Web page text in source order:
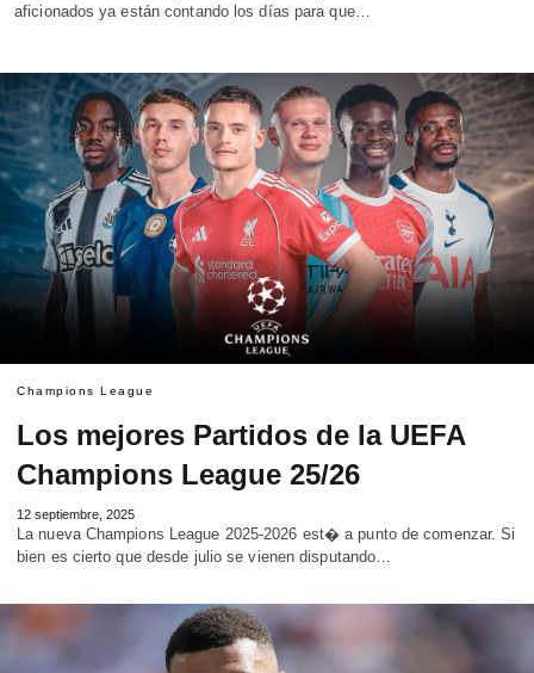
aficionados ya están contando los días para que…
Champions League
Los mejores Partidos de la UEFA
Champions League 25/26
12 septiembre, 2025
La nueva Champions League 2025-2026 est� a punto de comenzar. Si
bien es cierto que desde julio se vienen disputando…